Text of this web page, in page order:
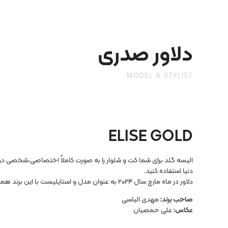
دلاور صدری
MODEL & STYLIST
ELISE GOLD
الیسه گلد برای شما کت و شلوار را به صورت کاملاً اختصاصی،شخصی
دنیا استفاده کنید.
دلاور در ماه مارچ سال ۲۰۲۴ به عنوان مدل و استایلیست با این برند همکاری نمود.
صاحب برند:مهدی الیاسی
عکاس:علی حمصیان